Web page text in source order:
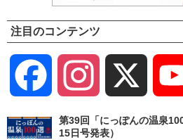
注目のコンテンツ
Facebook Instagram
第39回「にっぽんの温泉
15日号発表）